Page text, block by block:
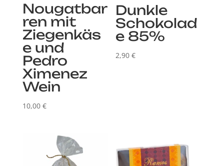
Nougatbar
ren mit
Ziegenkäs
e und
Pedro
Ximenez
Wein
10,00 €
Dunkle
Schokolad
e 85%
2,90€